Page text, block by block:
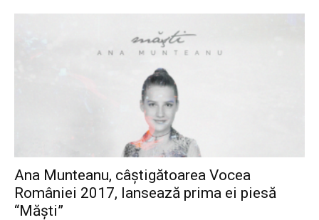
la
radio
Ana Munteanu, câștigătoarea Vocea
României 2017, lansează prima ei piesă
“Măști”